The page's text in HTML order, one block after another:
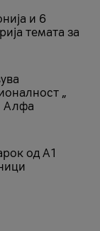
и 6
темата за
„
Алфа
од А1